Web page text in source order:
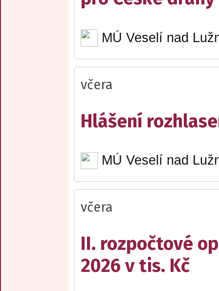
MÚ Veselí nad
včera
Hlášení
MÚ Veselí nad
včera
II. rozpočtové
2026 v tis. Kč